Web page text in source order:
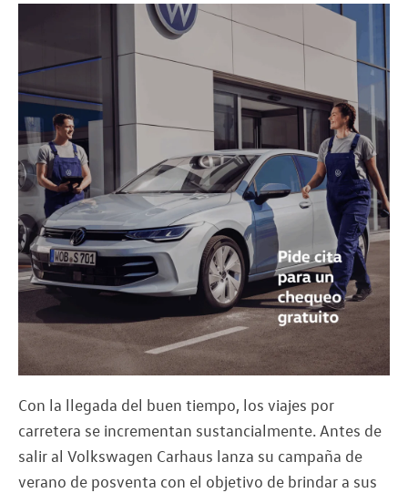
Con la llegada del buen tiempo, los viajes por
carretera se incrementan sustancialmente. Antes de
salir al Volkswagen Carhaus lanza su campaña de
verano de posventa con el objetivo de brindar a sus